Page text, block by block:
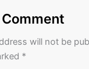
will not be
*